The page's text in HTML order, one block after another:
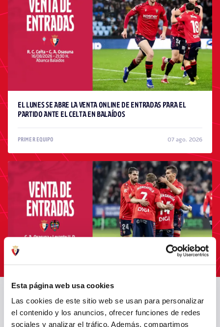
Esta página web usa cookies
Las cookies de este sitio web se usan para personalizar
el contenido y los anuncios, ofrecer funciones de redes
sociales y analizar el tráfico. Además, compartimos
EL LUNES SE ABRE LA VENTA ONLINE DE ENTRADAS PARA EL
PARTIDO ANTE EL CELTA EN BALAÍDOS
PRIMER EQUIPO 07 ago. 2026
EL LUNES SE PONDRÁN A LA VENTA LAS ENTRADAS PARA EL
OSASUNA - LEVANTE
PRIMER EQUIPO 07 ago. 2026